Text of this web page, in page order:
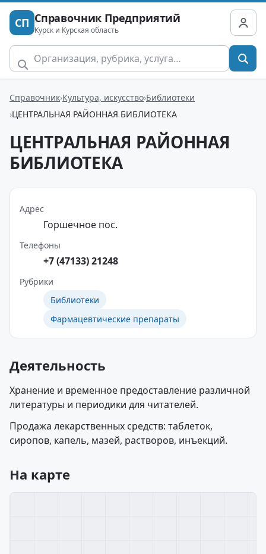
СП Справочник Предприятий
Курск и Курская область
Справочник Культура, искусство Библиотеки
ЦЕНТРАЛЬНАЯ РАЙОННАЯ БИБЛИОТЕКА
ЦЕНТРАЛЬНАЯ РАЙОННАЯ
БИБЛИОТЕКА
Адрес
Горшечное пос.
Телефоны
+7 (47133) 21248
Рубрики
Библиотеки
Фармацевтические препараты
Деятельность
Хранение и временное предоставление различной
литературы и периодики для читателей.
Продажа лекарственных средств: таблеток,
сиропов, капель, мазей, растворов, инъекций.
На карте